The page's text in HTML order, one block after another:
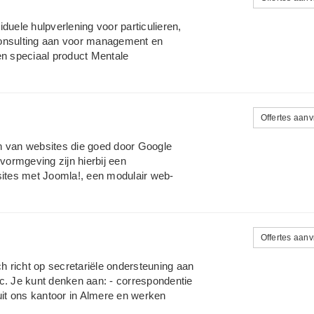
over meer dan 20 jaar, is zij in
en de verkoop naar een hoger niveau
klantcontact en sales, wat
hulpverlening voor particulieren,
aan voor management en
speciaal product Mentale
is een team dat effectiever
Almeerse Psychologenpraktijk is
de Psychologie van Arbeid,
tweejarige internationaal
aan de Bestuursacademie van
websites die goed door Google
zijn hierbij een
met Joomla!, een modulair web-
toegevoegd. Hierdoor kan Joomla!
MKB business websites, non-profit
en kerkelijke sites, persoonlijke of
Offertes
richt op secretariële ondersteuning aan
Je kunt denken aan: - correspondentie
ons kantoor in Almere en werken
aan stagiaires aan, zoals startende
Offertes